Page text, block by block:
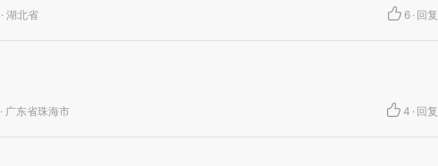
湖北省 6 · 回复
东省珠海市 4 · 回复